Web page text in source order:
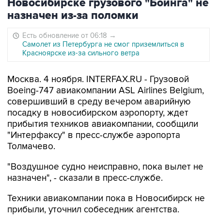
Новосибирске грузового "Боинга" не
назначен из-за поломки
Есть обновление от 06:18 →
Самолет из Петербурга не смог приземлиться в
Красноярске из-за сильного ветра
Москва. 4 ноября. INTERFAX.RU - Грузовой
Boeing-747 авиакомпании ASL Airlines Belgium,
совершивший в среду вечером аварийную
посадку в новосибирском аэропорту, ждет
прибытия техников авиакомпании, сообщили
"Интерфаксу" в пресс-службе аэропорта
Толмачево.
"Воздушное судно неисправно, пока вылет не
назначен", - сказали в пресс-службе.
Техники авиакомпании пока в Новосибирск не
прибыли, уточнил собеседник агентства.